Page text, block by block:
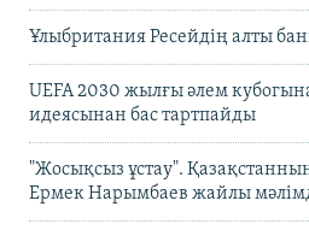
Ұлыбритания Ресейдің алты
UEFA 2030 жылғы әлем
идеясынан бас тартпайды
"Жосықсыз ұстау".
Ермек Нарымбаев жайлы